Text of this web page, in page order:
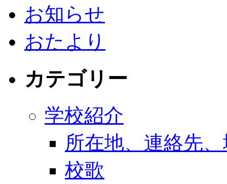
お知らせ
おたより
カテゴリー
学校紹介
所在地、連絡先
校歌